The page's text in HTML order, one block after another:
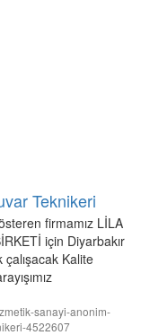
Teknikeri
firmamız LİLA
için Diyarbakır
Kalite
sanayi-anonim-
4522607